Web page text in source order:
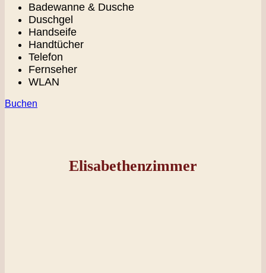
Badewanne & Dusche
Duschgel
Handseife
Handtücher
Telefon
Fernseher
WLAN
Buchen
Elisabethenzimmer